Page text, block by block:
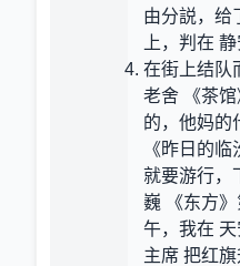
由分説，给
上，判在
在街上结队
老舍 《茶
的，他妈的
《昨日的
就要游行，
巍 《东方》
午，我在
主席 把红旗